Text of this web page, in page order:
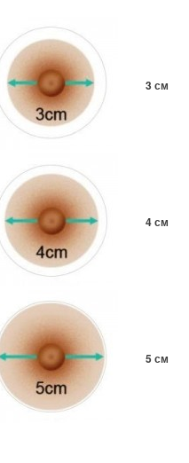
3 см
4 см
5 см